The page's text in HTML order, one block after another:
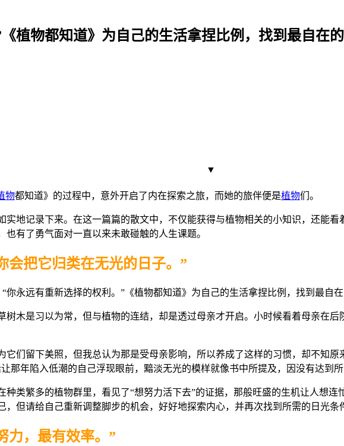
植物都知道》为自己的生活拿捏比例，找到最自在
▼
物都知道》的过程中，意外开启了内在探索之旅，而她的旅伴便是植物们。
实地记录下来。在这一篇篇的散文中，不仅能获得与植物相关的小知识，还能
有了勇气面对一直以来未敢碰触的人生课题。
会把它归类在无光的日子。”
树木是习以为常，但与植物的连结，却是透过母亲才开启。小时候看着母亲在
它们留下美照，但我总认为那是受母亲影响，所以养成了这样的习惯，却不知
那年陷入低潮的自己浮现眼前，黯淡无光的模样就像书中所提及，因没有达到
类繁多的植物群里，看见了“想努力活下去”的证据，那般旺盛的生机让人想
，但请给自己重新调整脚步的机会，好好地探索内心，并再次找到所需的日光条
力，最有效率。”